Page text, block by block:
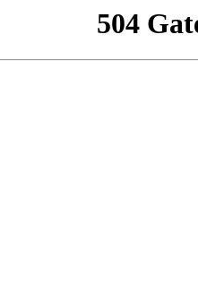
504